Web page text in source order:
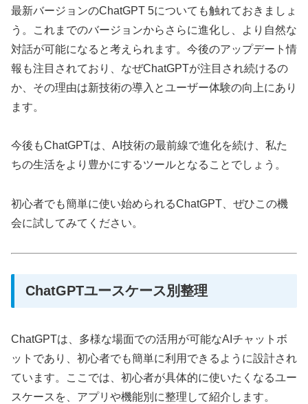
最新バージョンのChatGPT 5についても触れておきましょ
う。これまでのバージョンからさらに進化し、より自然な
対話が可能になると考えられます。今後のアップデート情
報も注目されており、なぜChatGPTが注目され続けるの
か、その理由は新技術の導入とユーザー体験の向上にあり
ます。
今後もChatGPTは、AI技術の最前線で進化を続け、私た
ちの生活をより豊かにするツールとなることでしょう。
初心者でも簡単に使い始められるChatGPT、ぜひこの機
会に試してみてください。
ChatGPTユースケース別整理
ChatGPTは、多様な場面での活用が可能なAIチャットボ
ットであり、初心者でも簡単に利用できるように設計され
ています。ここでは、初心者が具体的に使いたくなるユー
スケースを、アプリや機能別に整理して紹介します。